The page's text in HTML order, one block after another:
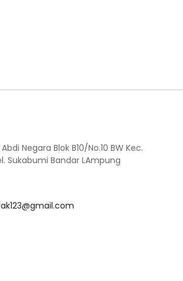
Negara Blok B10/No.10 BW Kec.
Sukabumi Bandar LAmpung